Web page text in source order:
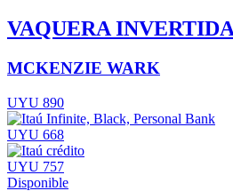
VAQUERA INVERTIDA
MCKENZIE WARK
UYU 890
UYU 668
UYU 757
Disponible